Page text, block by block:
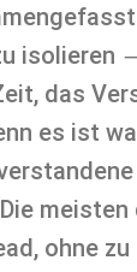
isolieren
das
es ist
ohne